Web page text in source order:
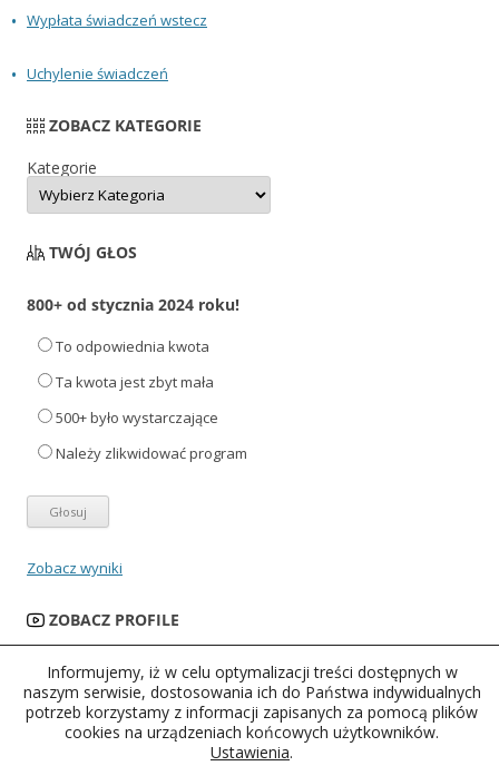
Wypłata świadczeń wstecz
Uchylenie świadczeń
ZOBACZ KATEGORIE
Kategorie
TWÓJ GŁOS
800+ od stycznia 2024 roku!
To odpowiednia kwota
Ta kwota jest zbyt mała
500+ było wystarczające
Należy zlikwidować program
Zobacz wyniki
ZOBACZ PROFILE
Informujemy, iż w celu optymalizacji treści dostępnych w
naszym serwisie, dostosowania ich do Państwa indywidualnych
potrzeb korzystamy z informacji zapisanych za pomocą plików
cookies na urządzeniach końcowych użytkowników.
Ustawienia.